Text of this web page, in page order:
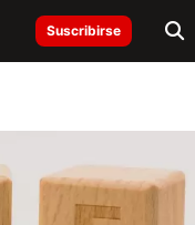
Suscribirse